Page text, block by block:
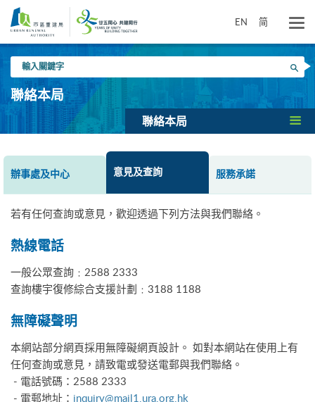
要
EN 简
入
關
鍵
搜尋
聯絡本局
聯絡本局
辦事處及中心 意見及查詢 服務承諾
若有任何查詢或意見，歡迎透過下列方法與我們聯絡。
熱線電話
一般公眾查詢﹕2588 2333
查詢樓宇復修綜合支援計劃﹕3188 1188
無障礙聲明
本網站部分網頁採用無障礙網頁設計。 如對本網站在使用上有
任何查詢或意見，請致電或發送電郵與我們聯絡。
- 電話號碼：2588 2333
- 電郵地址： inquiry@mail1.ura.org.hk